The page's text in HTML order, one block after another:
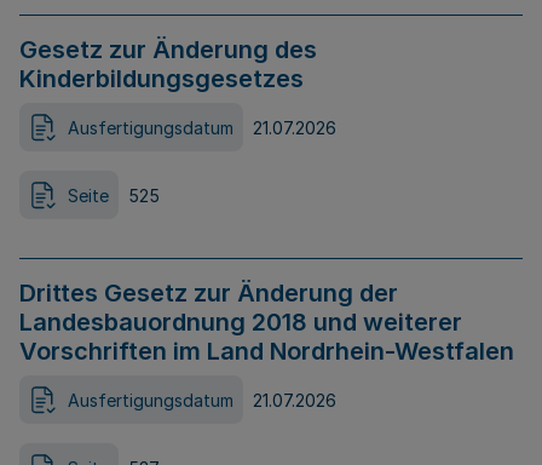
Gesetz zur Änderung des
Kinderbildungsgesetzes
Ausfertigungsdatum 21.07.2026
Seite 525
Drittes Gesetz zur Änderung der
Landesbauordnung 2018 und weiterer
Vorschriften im Land Nordrhein-Westfalen
Ausfertigungsdatum 21.07.2026